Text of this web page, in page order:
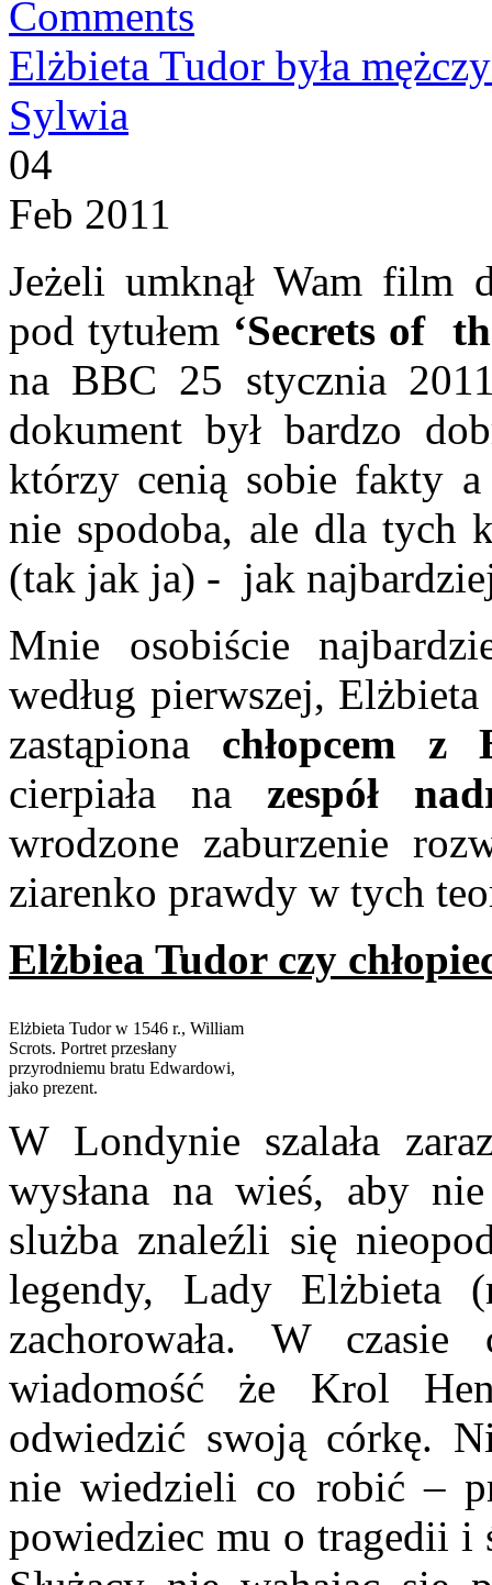
Comments
Elżbieta Tudor była
Sylwia
04
Feb 2011
Jeżeli umknął Wam film
pod tytułem ‘Secrets of
na BBC 25 stycznia
dokument był bardzo
którzy cenią sobie fakty
nie spodoba, ale dla tych
(tak jak ja) - jak
Mnie osobiście
według pierwszej,
zastąpiona chłopcem z
cierpiała na zespół
wrodzone zaburzenie
ziarenko prawdy w tych
Elżbiea Tudor czy
Elżbieta Tudor w 1546 r., William
Scrots. Portret przesłany
przyrodniemu bratu Edwardowi,
jako prezent.
W Londynie szalała
wysłana na wieś, aby
slużba znaleźli się
legendy, Lady Elżbieta
zachorowała. W czasie
wiadomość że Krol
odwiedzić swoją córkę.
nie wiedzieli co robić –
powiedziec mu o tragedii i